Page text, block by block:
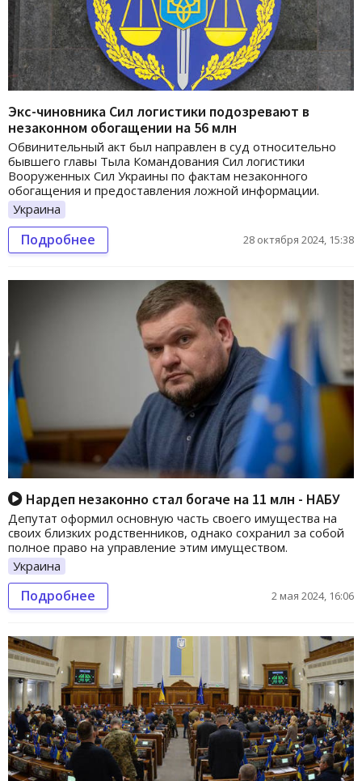
Экс-чиновника Сил логистики подозревают в
незаконном обогащении на 56 млн
Обвинительный акт был направлен в суд относительно
бывшего главы Тыла Командования Сил логистики
Вооруженных Сил Украины по фактам незаконного
обогащения и предоставления ложной информации.
Украина
Подробнее 28 октября 2024, 15:38
Нардеп незаконно стал богаче на 11 млн - НАБУ
Депутат оформил основную часть своего имущества на
своих близких родственников, однако сохранил за собой
полное право на управление этим имуществом.
Украина
Подробнее 2 мая 2024, 16:06